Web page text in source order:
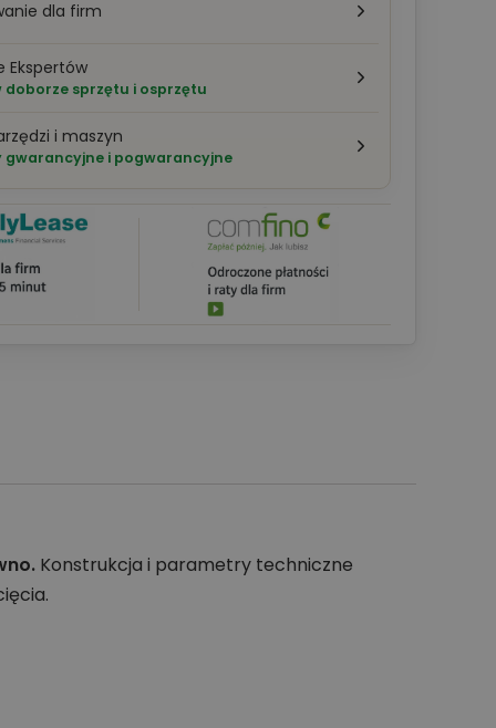
dla firm
Ekspertów
doborze sprzętu i osprzętu
i maszyn
gwarancyjne i pogwarancyjne
Konstrukcja i parametry techniczne